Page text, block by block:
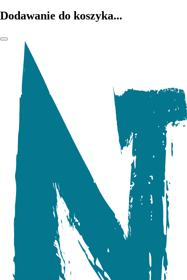
Dodawanie do koszyka...